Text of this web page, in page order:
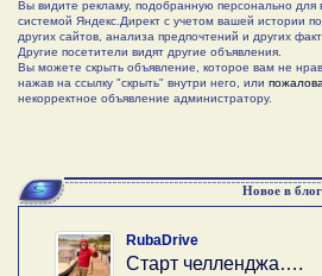
Вы видите рекламу, подобранную персонально для
системой Яндекс.Директ с учетом вашей истории
других сайтов, анализа предпочтений и других
Другие посетители видят другие объявления.
Вы можете скрыть объявление, которое вам не
нажав на ссылку "скрыть" внутри него, или
некорректное объявление администратору.
Новое в
RubaDrive
Старт челленджа….